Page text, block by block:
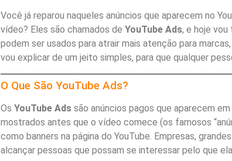
Você já reparou naqueles anúncios que aparecem no
vídeo? Eles são chamados de YouTube Ads, e hoje
podem ser usados para atrair mais atenção para
vou explicar de um jeito simples, para que qualquer
O Que São YouTube Ads?
Os YouTube Adssão anúncios pagos que aparecem
mostrados antes que o vídeo comece (os famosos
como banners na página do YouTube. Empresas,
alcançar pessoas que possam se interessar pelo que